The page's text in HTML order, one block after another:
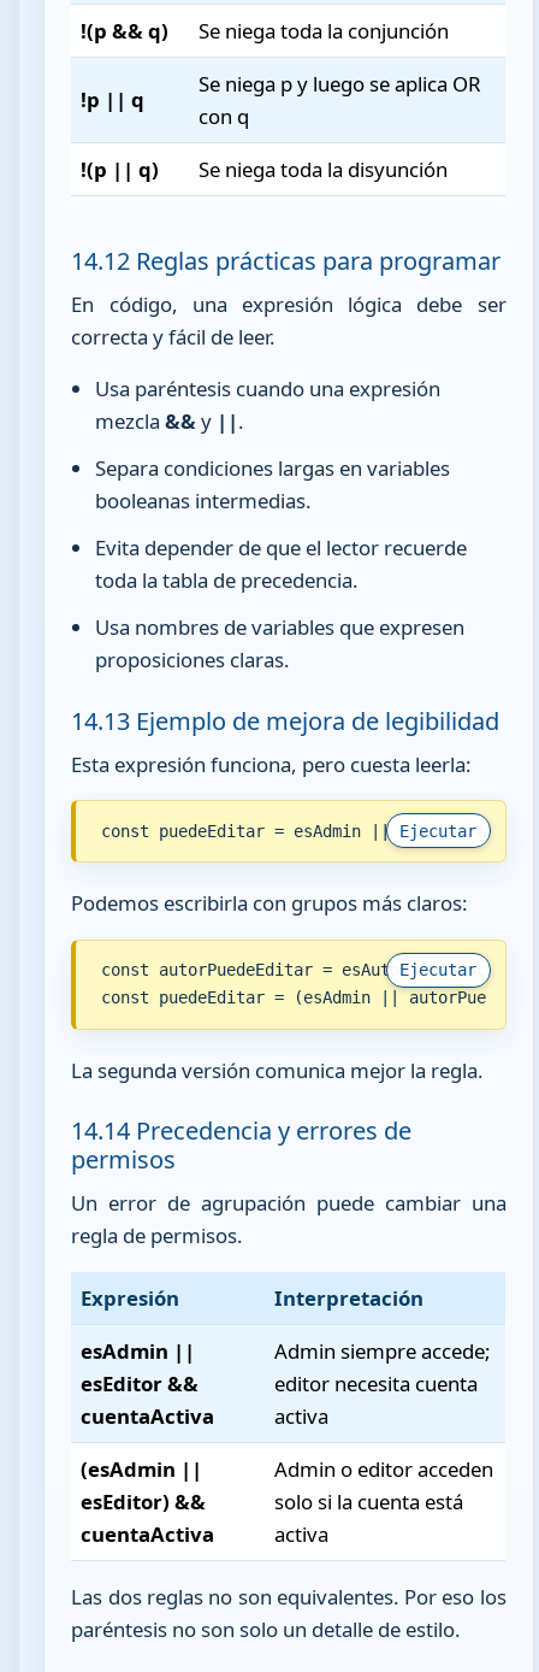
!(p && q) Se niega toda la conjunción
!p || q
Se niega p y luego se aplica OR
con q
!(p || q)
Se niega toda la disyunción
14.12 Reglas prácticas para programar
En código, una expresión lógica debe ser
correcta y fácil de leer.
Usa paréntesis cuando una expresión
mezcla&&y ||.
Separa condiciones largas en variables
booleanas intermedias.
Evita depender de que el lector recuerde
toda la tabla de precedencia.
Usa nombres de variables que expresen
proposiciones claras.
14.13 Ejemplo de mejora de legibilidad
Esta expresión funciona, pero cuesta leerla:
Ejecutar
const puedeEditar = esAdmin || esAutor &&
Podemos escribirla con grupos más claros:
Ejecutar
const autorPuedeEditar = esAutor &&
const puedeEditar = (esAdmin ||
La segunda versión comunica mejor la regla.
14.14 Precedencia y errores de
permisos
Un error de agrupación puede cambiar una
regla de permisos.
Expresión
Interpretación
esAdmin ||
esEditor &&
cuentaActiva
Admin siempre accede;
editor necesita cuenta
activa
(esAdmin ||
esEditor) &&
cuentaActiva
Admin o editor acceden
solo si la cuenta está
activa
Las dos reglas no son equivalentes. Por eso los
paréntesis no son solo un detalle de estilo.